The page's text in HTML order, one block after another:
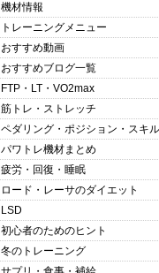
機材情報
トレーニングメニュー
おすすめ動画
おすすめブログ一覧
FTP・LT・VO2max
筋トレ・ストレッチ
ペダリング・ポジション・スキル
パワトレ機材まとめ
疲労・回復・睡眠
ロード・レーサのダイエット
LSD
初心者のためのヒント
冬のトレーニング